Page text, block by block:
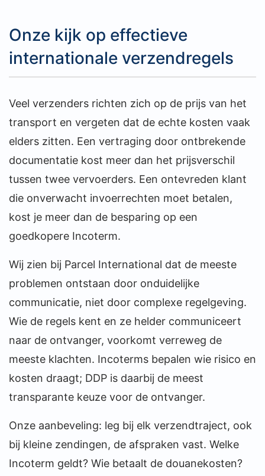
Onze kijk op effectieve
internationale verzendregels
Veel verzenders richten zich op de prijs van het
transport en vergeten dat de echte kosten vaak
elders zitten. Een vertraging door ontbrekende
documentatie kost meer dan het prijsverschil
tussen twee vervoerders. Een ontevreden klant
die onverwacht invoerrechten moet betalen,
kost je meer dan de besparing op een
goedkopere Incoterm.
Wij zien bij Parcel International dat de meeste
problemen ontstaan door onduidelijke
communicatie, niet door complexe regelgeving.
Wie de regels kent en ze helder communiceert
naar de ontvanger, voorkomt verreweg de
meeste klachten. Incoterms bepalen wie risico en
kosten draagt; DDP is daarbij de meest
transparante keuze voor de ontvanger.
Onze aanbeveling: leg bij elk verzendtraject, ook
bij kleine zendingen, de afspraken vast. Welke
Incoterm geldt? Wie betaalt de douanekosten?